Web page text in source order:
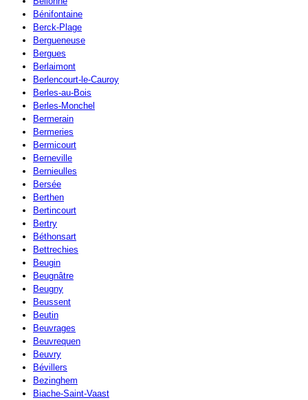
Bénifontaine
Berck-Plage
Bergueneuse
Bergues
Berlaimont
Berlencourt-le-Cauroy
Berles-au-Bois
Berles-Monchel
Bermerain
Bermeries
Bermicourt
Berneville
Bernieulles
Bersée
Berthen
Bertincourt
Bertry
Béthonsart
Bettrechies
Beugin
Beugnâtre
Beugny
Beussent
Beutin
Beuvrages
Beuvrequen
Beuvry
Bévillers
Bezinghem
Biache-Saint-Vaast